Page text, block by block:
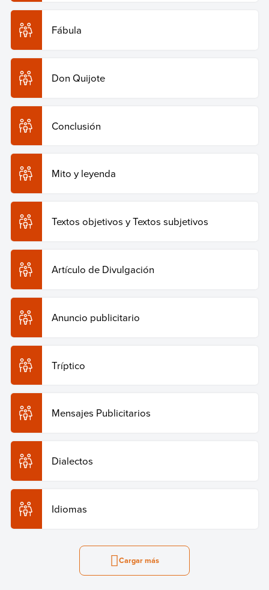
Fábula
Don Quijote
Conclusión
Mito y leyenda
Textos objetivos y Textos subjetivos
Artículo de Divulgación
Anuncio publicitario
Tríptico
Mensajes Publicitarios
Dialectos
Idiomas
Cargar más